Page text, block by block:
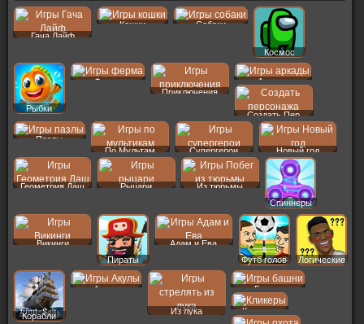
Гача Лайф
Кошки Собаки
Космос
Рыбки
Ферма
Приключения
Аркады
Создать Пер
Пазлы
По Мультам
Супергерои Новый год
Геометрия Даш Рыцари
Из тюрьмы
Спиннеры
Викинги
Пираты
Адам и Ева
Футб голов
Логические
Корабли
Акулы
Из лука
Башни
Кликеры